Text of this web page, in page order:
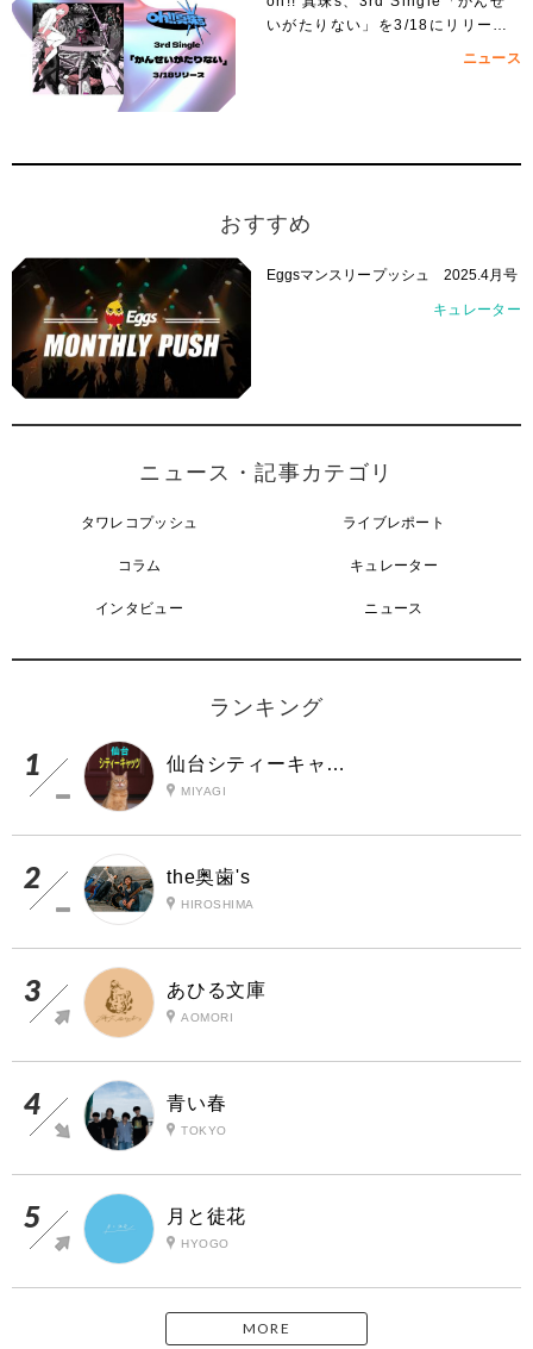
いがたりない」を3/18にリリー
ニュース
おすすめ
Eggsマンスリープッシュ 2025.4月号
キュレーター
ニュース・記事カテゴリ
タワレコプッシュ ライブレポート
コラム キュレーター
インタビュー ニュース
ランキング
仙台シティーキャッツ
MIYAGI
the奥歯's
HIROSHIMA
あひる文庫
AOMORI
青い春
TOKYO
月と徒花
HYOGO
MORE